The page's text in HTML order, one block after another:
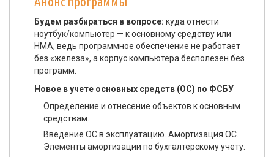
Будем разбираться в вопросе: куда отнести
ноутбук/компьютер — к основному средству или
НМА, ведь программное обеспечение не работает
без «железа», а корпус компьютера бесполезен без
программ.
Новое в учете основных средств (ОС) по ФСБУ
Определение и отнесение объектов к основным
средствам.
Введение ОС в эксплуатацию. Амортизация ОС.
Элементы амортизации по бухгалтерскому учету.